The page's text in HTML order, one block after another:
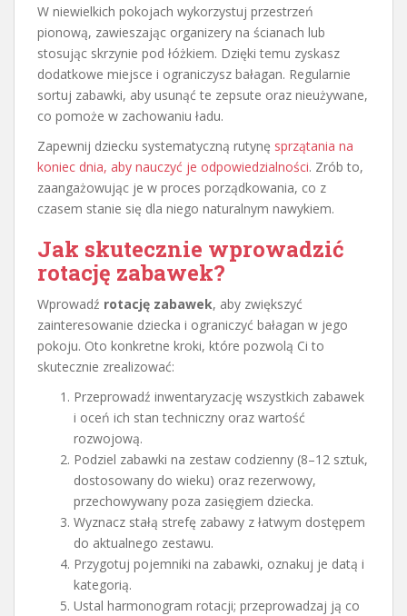
W niewielkich pokojach wykorzystuj przestrzeń
pionową, zawieszając organizery na ścianach lub
stosując skrzynie pod łóżkiem. Dzięki temu zyskasz
dodatkowe miejsce i ograniczysz bałagan. Regularnie
sortuj zabawki, aby usunąć te zepsute oraz nieużywane,
co pomoże w zachowaniu ładu.
Zapewnij dziecku systematyczną rutynę sprzątania na
koniec dnia, aby nauczyć je odpowiedzialności. Zrób to,
zaangażowując je w proces porządkowania, co z
czasem stanie się dla niego naturalnym nawykiem.
Jak skutecznie wprowadzić
rotację zabawek?
Wprowadź rotację zabawek, aby zwiększyć
zainteresowanie dziecka i ograniczyć bałagan w jego
pokoju. Oto konkretne kroki, które pozwolą Ci to
skutecznie zrealizować:
Przeprowadź inwentaryzację wszystkich zabawek
i oceń ich stan techniczny oraz wartość
rozwojową.
Podziel zabawki na zestaw codzienny (8–12 sztuk,
dostosowany do wieku) oraz rezerwowy,
przechowywany poza zasięgiem dziecka.
Wyznacz stałą strefę zabawy z łatwym dostępem
do aktualnego zestawu.
Przygotuj pojemniki na zabawki, oznakuj je datą i
kategorią.
Ustal harmonogram rotacji; przeprowadzaj ją co